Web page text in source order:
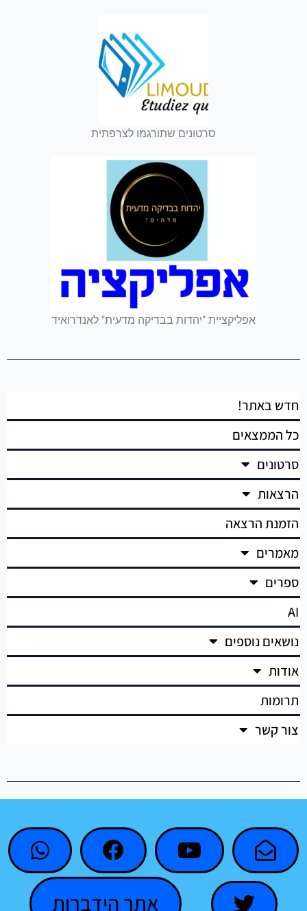
סרטונים שתורגמו לצרפתית
אפליקציית "יהדות בבדיקה מדעית" לאנדרואיד
חדש באתר!
כל הממצאים
סרטונים
הרצאות
הזמנת הרצאה
מאמרים
ספרים
AI
נושאים נוספים
אודות
תרומות
צור קשר
אתר הידברות